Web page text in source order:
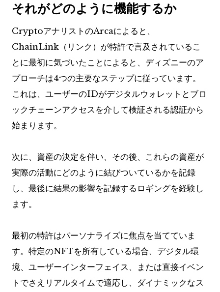
それがどのように機能するか
CryptoアナリストのArcaによると、
ChainLink（リンク）が特許で言及されているこ
とに最初に気づいたことによると、ディズニーのア
プローチは4つの主要なステップに従っています。
これは、ユーザーのIDがデジタルウォレットとブロ
ックチェーンアクセスを介して検証される認証から
始まります。
次に、資産の決定を伴い、その後、これらの資産が
実際の活動にどのように結びついているかを記録
し、最後に結果の影響を記録するロギングを経験し
ます。
最初の特許はパーソナライズに焦点を当てていま
す。特定のNFTを所有している場合、デジタル環
境、ユーザーインターフェイス、または直接イベン
トでさえリアルタイムで適応し、ダイナミックなス